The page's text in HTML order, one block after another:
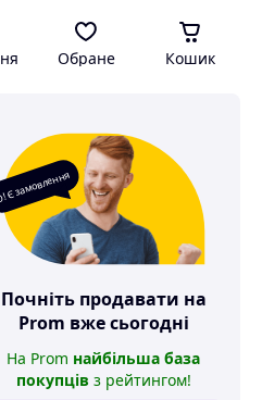
Обране Кошик
замовлення
Почніть продавати на
Prom вже сьогодні
На Prom найбільша база
покупців з рейтингом!